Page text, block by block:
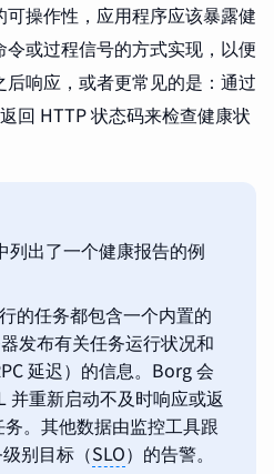
操作性，应用程序应该暴露健
或过程信号的方式实现，以便
响应，或者更常见的是：通过
回 HTTP 状态码来检查健康状
出了一个健康报告的例
的任务都包含一个内置的
发布有关任务运行状况和
延迟）的信息。Borg 会
并重新启动不及时响应或返
。其他数据由监控工具跟
别目标（SLO）的告警。